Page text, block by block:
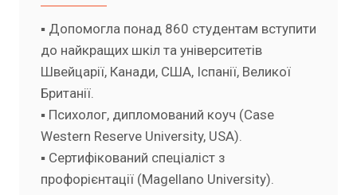
▪️ Допомогла понад 860 студентам вступити
до найкращих шкіл та університетів
Швейцарії, Канади, США, Іспанії, Великої
Британії.
▪️ Психолог, дипломований коуч (Case
Western Reserve University, USA).
▪️ Сертифікований спеціаліст з
профорієнтації (Magellano University).